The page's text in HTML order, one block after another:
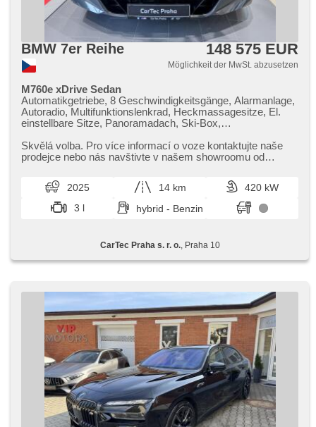
BMW 7er Reihe 148 575 EUR
Möglichkeit der MwSt. abzusetzen
M760e xDrive Sedan
Automatikgetriebe, 8 Geschwindigkeitsgänge, Alarmanlage,
Autoradio, Multifunktionslenkrad, Heckmassagesitze, El.
einstellbare Sitze, Panoramadach, Ski-Box,
zatmavená zadní skla, odvětrávaná sedadla,
Frontmassagesitze
Skvělá volba. Pro více informací o voze kontaktujte naše
prodejce nebo nás navštivte v našem showroomu od
2025 14 km
420 kW
3 l
hybrid - Benzin
CarTec Praha s. r. o., Praha 10